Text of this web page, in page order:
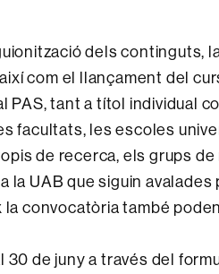
dels continguts,
com el llançament del
tant a títol individual
facultats, les escoles
de recerca, els grups
UAB que siguin
convocatòria també
de juny a través del